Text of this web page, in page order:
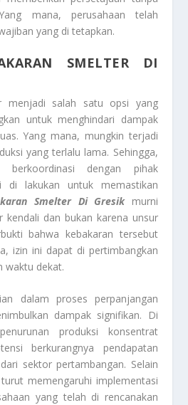
mana, perusahaan telah
yang di tetapkan.
SMELTER DI
menjadi salah satu opsi yang
untuk menghindari dampak
Yang mana, mungkin terjadi
yang terlalu lama. Sehingga,
berkoordinasi dengan pihak
di lakukan untuk memastikan
Smelter Di Gresikmurni
kendali dan bukan karena unsur
bahwa kebakaran tersebut
izin ini dapat di pertimbangkan
waktu dekat.
dalam proses perpanjangan
dampak signifikan. Di
produksi konsentrat
berkurangnya pendapatan
sektor pertambangan. Selain
memengaruhi implementasi
yang telah di rencanakan